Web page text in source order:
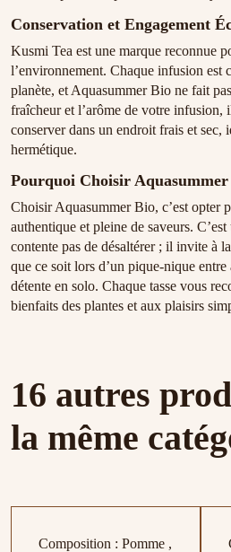
Conservation et Engagement
Kusmi Tea est une marque reconnue
l’environnement. Chaque infusion est
planète, et Aquasummer Bio ne fait
fraîcheur et l’arôme de votre infusion,
conserver dans un endroit frais et sec,
hermétique.
Pourquoi Choisir Aquasummer
Choisir Aquasummer Bio, c’est opter
authentique et pleine de saveurs.
contente pas de désaltérer ; il invite à
que ce soit lors d’un pique-nique
détente en solo. Chaque tasse vous
bienfaits des plantes et aux plaisirs
16 autres
la même
Composition : Pomme ,